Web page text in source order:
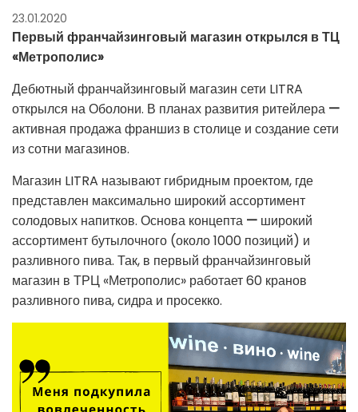
23.01.2020
Первый франчайзинговый магазин открылся в ТЦ
«Метрополис»
Дебютный франчайзинговый магазин сети LITRA
открылся на Оболони. В планах развития ритейлера —
активная продажа франшиз в столице и создание сети
из сотни магазинов.
Магазин LITRA называют гибридным проектом, где
представлен максимально широкий ассортимент
солодовых напитков. Основа концепта — широкий
ассортимент бутылочного (около 1000 позиций) и
разливного пива. Так, в первый франчайзинговый
магазин в ТРЦ «Метрополис» работает 60 кранов
разливного пива, сидра и просекко.